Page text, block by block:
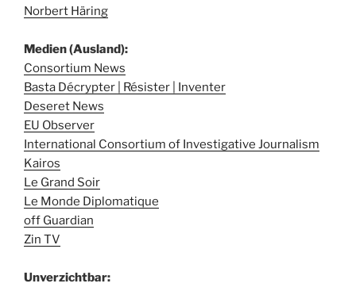
Norbert Häring
Medien (Ausland):
Consortium News
Basta Décrypter | Résister | Inventer
Deseret News
EU Observer
International Consortium of Investigative Journalism
Kairos
Le Grand Soir
Le Monde Diplomatique
off Guardian
Zin TV
Unverzichtbar: